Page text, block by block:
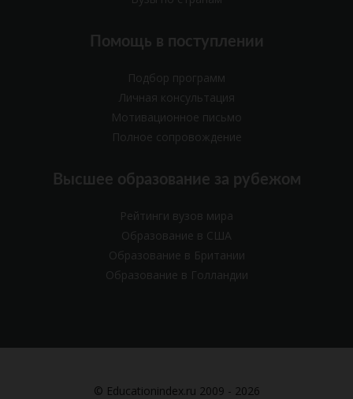
Помощь в поступлении
Подбор программ
Личная консультация
Мотивационное письмо
Полное сопровождение
Высшее образование за рубежом
Рейтинги вузов мира
Образование в США
Образование в Британии
Образование в Голландии
© Educationindex.ru 2009 - 2026